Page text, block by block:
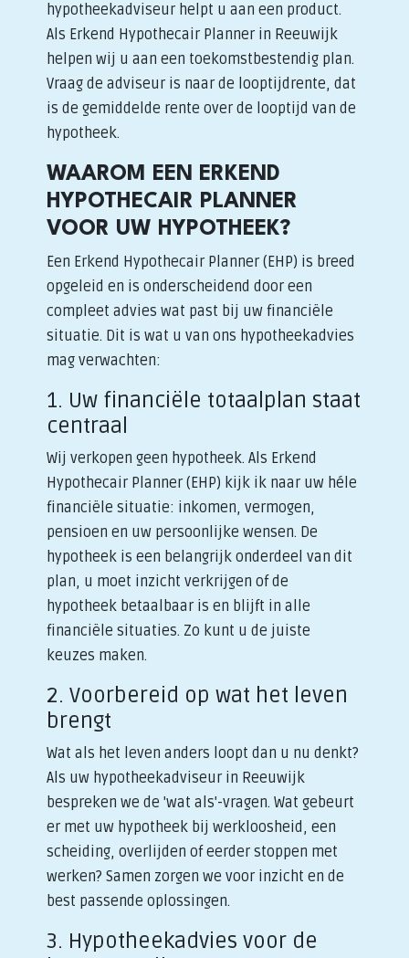
hypotheekadviseur helpt u aan een product.
Als Erkend Hypothecair Planner in Reeuwijk
helpen wij u aan een toekomstbestendig plan.
Vraag de adviseur is naar de looptijdrente, dat
is de gemiddelde rente over de looptijd van de
hypotheek.
WAAROM EEN ERKEND
HYPOTHECAIR PLANNER
VOOR UW HYPOTHEEK?
Een Erkend Hypothecair Planner (EHP) is breed
opgeleid en is onderscheidend door een
compleet advies wat past bij uw financiële
situatie. Dit is wat u van ons hypotheekadvies
mag verwachten:
1. Uw financiële totaalplan staat
centraal
Wij verkopen geen hypotheek. Als Erkend
Hypothecair Planner (EHP) kijk ik naar uw héle
financiële situatie: inkomen, vermogen,
pensioen en uw persoonlijke wensen. De
hypotheek is een belangrijk onderdeel van dit
plan, u moet inzicht verkrijgen of de
hypotheek betaalbaar is en blijft in alle
financiële situaties. Zo kunt u de juiste
keuzes maken.
2. Voorbereid op wat het leven
brengt
Wat als het leven anders loopt dan u nu denkt?
Als uw hypotheekadviseur in Reeuwijk
bespreken we de 'wat als'-vragen. Wat gebeurt
er met uw hypotheek bij werkloosheid, een
scheiding, overlijden of eerder stoppen met
werken? Samen zorgen we voor inzicht en de
best passende oplossingen.
3. Hypotheekadvies voor de